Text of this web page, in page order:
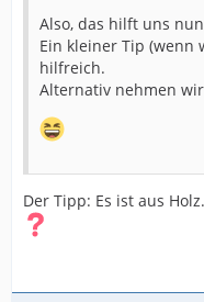
Also, das hilft uns
Ein kleiner Tip (wenn
hilfreich.
Alternativ nehmen
Der Tipp: Es ist aus Holz.